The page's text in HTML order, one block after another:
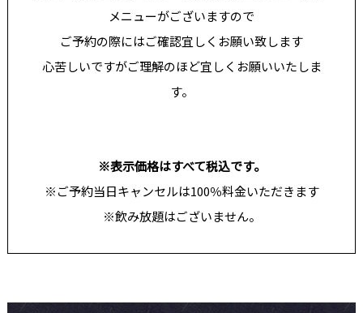
メニューがございますので
ご予約の際にはご確認宜しくお願い致します
心苦しいですがご理解のほど宜しくお願いいたしま
す。
※表示価格はすべて税込です。
※ご予約当日キャンセルは100％料金いただきます
※飲み放題はございません。